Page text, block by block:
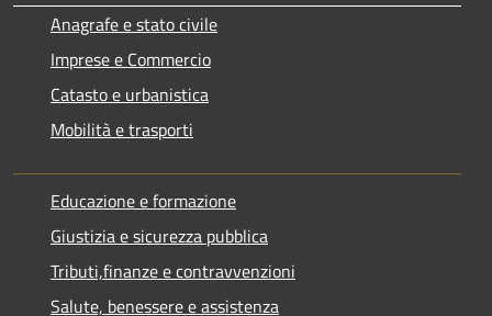
Anagrafe e stato civile
Imprese e Commercio
Catasto e urbanistica
Mobilità e trasporti
Educazione e formazione
Giustizia e sicurezza pubblica
Tributi,finanze e contravvenzioni
Salute, benessere e assistenza